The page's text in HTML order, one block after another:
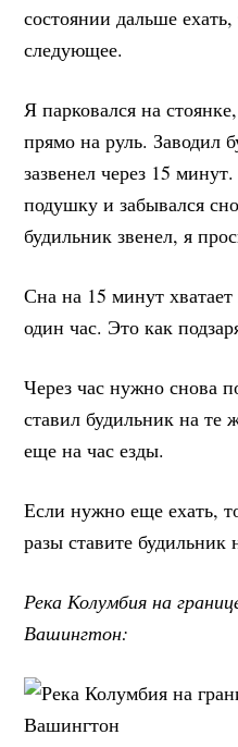
состоянии дальше
следующее.
Я парковался на
прямо на руль. Заводил
зазвенел через 15
подушку и забывался
будильник звенел, я
Сна на 15 минут
один час. Это как
Через час нужно снова
ставил будильник на те
еще на час езды.
Если нужно еще ехать,
разы ставите будильник
Река Колумбия на
Вашингтон: